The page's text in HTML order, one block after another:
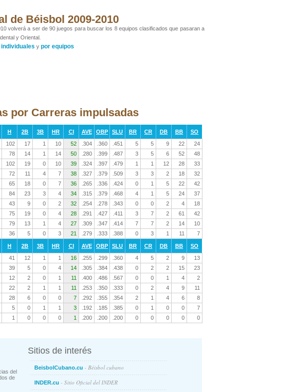
de Béisbol 2009-2010
volverá a ser de 90 juegos para buscar los 8 equipos clasificados que pasaran a
y Oriental.
y por equipos
por Carreras impulsadas
H 2B 3B HR CI AVE OBP SLU BR CR DB BB
SO
102 17 1 10 52 .304 .360 .451 5 5 9 22
24
78 14 1 14 50 .280 .399 .487 3 5 6 52
48
102 19 0 10 39 .324 .397 .479 1 1 12 28
33
72 11 4 7 38 .327 .379 .509 3 3 2 18
32
65 18 0 7 36 .265 .336 .424 0 1 5 22
42
84 23 3 4 34 .315 .379 .468 4 1 5 24
37
43 9 0 2 32 .254 .278 .343 0 0 2 4
18
75 19 0 4 28 .291 .427 .411 3 7 2 61
42
79 13 1 4 27 .309 .347 .414 7 7 2 14
10
36 5 0 3 21 .279 .333 .388 0 3 1 11 7
H 2B 3B HR CI AVE OBP SLU BR CR DB BB
SO
41 12 1 1 16 .255 .299 .360 4 5 2 9
13
39 5 0 4 14 .305 .384 .438 0 2 2 15
23
12 2 0 1 11 .400 .486 .567 0 0 1 4
2
22 2 1 1 11 .253 .350 .333 0 2 4 9
11
28 6 0 0 7 .292 .355 .354 2 1 4 6
8
5 0 1 1 3 .192 .185 .385 0 1 0 0
7
1 0 0 0 1 .200 .200 .200 0 0 0 0 0
del
de
Sitios de interés
BeisbolCubano.cu - Béisbol cubano
INDER.cu - Sitio Oficial del INDER